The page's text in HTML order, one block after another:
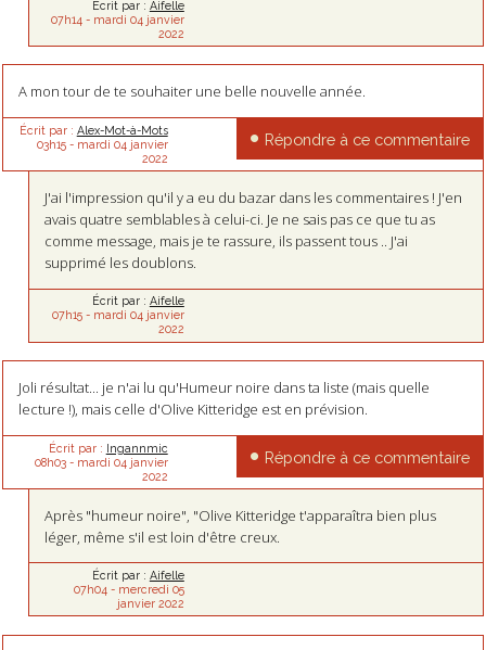
Écrit par : Aifelle
07h14 - mardi 04 janvier
2022
A mon tour de te souhaiter une belle nouvelle année.
Écrit par : Alex-Mot-à-Mots
03h15- mardi 04 janvier
2022
Répondre à ce commentaire
J'ai l'impression qu'il y a eu du bazar dans les commentaires ! J'en
avais quatre semblables à celui-ci. Je ne sais pas ce que tu as
comme message, mais je te rassure, ils passent tous .. J'ai
supprimé les doublons.
Écrit par : Aifelle
07h15- mardi 04 janvier
2022
Joli résultat... je n'ai lu qu'Humeur noire dans ta liste (mais quelle
lecture !), mais celle d'Olive Kitteridge est en prévision.
Écrit par : Ingannmic
08h03- mardi 04 janvier
2022
Répondre à ce commentaire
Après "humeur noire", "Olive Kitteridge t'apparaîtra bien plus
léger, même s'il est loin d'être creux.
Écrit par : Aifelle
07h04 - mercredi 05
janvier 2022